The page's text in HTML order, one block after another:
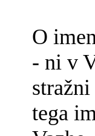
O
- ni v
tega